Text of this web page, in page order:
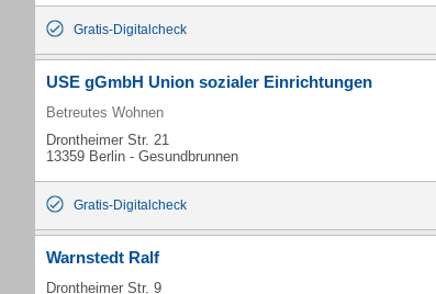
Gratis-Digitalcheck
USE gGmbH Union sozialer Einrichtungen
Betreutes Wohnen
Drontheimer Str. 21
13359 Berlin - Gesundbrunnen
Gratis-Digitalcheck
Warnstedt Ralf
Drontheimer Str. 9